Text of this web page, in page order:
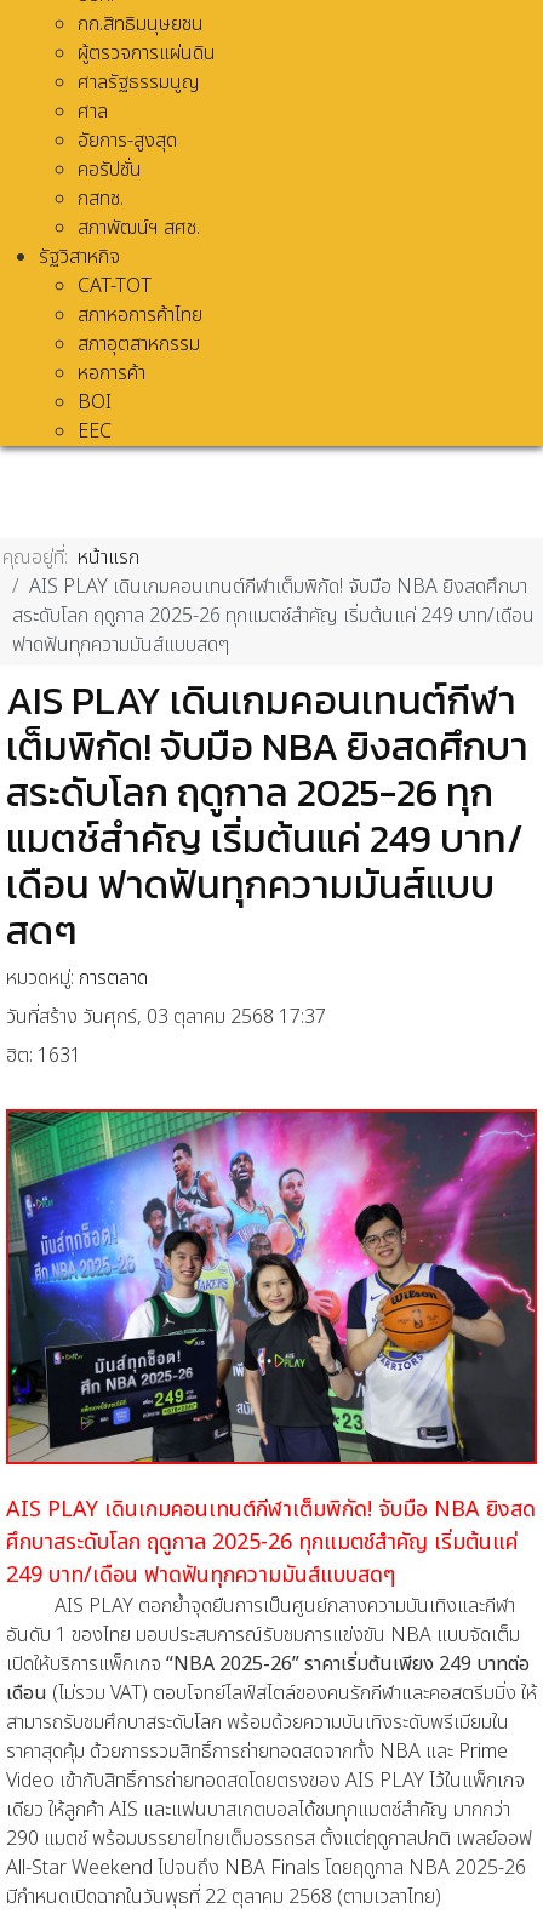
กก.สิทธิมนุษยชน
ผู้ตรวจการแผ่นดิน
ศาลรัฐธรรมนูญ
ศาล
อัยการ-สูงสุด
คอรัปชั่น
กสทช.
สภาพัฒน์ฯ สศช.
รัฐวิสาหกิจ
CAT-TOT
สภาหอการค้าไทย
สภาอุตสาหกรรม
หอการค้า
BOI
EEC
คุณอยู่ที่: หน้าแรก
AIS PLAY เดินเกมคอนเทนต์กีฬาเต็มพิกัด! จับมือ NBA ยิงสดศึกบา
สระดับโลก ฤดูกาล 2025-26 ทุกแมตช์สำคัญ เริ่มต้นแค่ 249 บาท/เดือน
ฟาดฟันทุกความมันส์แบบสดๆ
AIS PLAY เดินเกมคอนเทนต์กีฬา
เต็มพิกัด! จับมือ NBA ยิงสดศึกบา
สระดับโลก ฤดูกาล 2025-26 ทุก
แมตช์สำคัญ เริ่มต้นแค่ 249 บาท/
เดือน ฟาดฟันทุกความมันส์แบบ
สดๆ
หมวดหมู่: การตลาด
วันที่สร้าง วันศุกร์, 03 ตุลาคม 2568 17:37
ฮิต: 1631
AIS PLAY เดินเกมคอนเทนต์กีฬาเต็มพิกัด! จับมือ NBA ยิงสด
ศึกบาสระดับโลก ฤดูกาล 2025-26 ทุกแมตช์สำคัญ เริ่มต้นแค่
249 บาท/เดือน ฟาดฟันทุกความมันส์แบบสดๆ
AIS PLAY ตอกย้ำจุดยืนการเป็นศูนย์กลางความบันเทิงและกีฬา
อันดับ 1 ของไทย มอบประสบการณ์รับชมการแข่งขัน NBA แบบจัดเต็ม
เปิดให้บริการแพ็กเกจ “NBA 2025-26” ราคาเริ่มต้นเพียง 249 บาทต่อ
เดือน (ไม่รวม VAT) ตอบโจทย์ไลฟ์สไตล์ของคนรักกีฬาและคอสตรีมมิ่ง ให้
สามารถรับชมศึกบาสระดับโลก พร้อมด้วยความบันเทิงระดับพรีเมียมใน
ราคาสุดคุ้ม ด้วยการรวมสิทธิ์การถ่ายทอดสดจากทั้ง NBA และ Prime
Video เข้ากับสิทธิ์การถ่ายทอดสดโดยตรงของ AIS PLAY ไว้ในแพ็กเกจ
เดียว ให้ลูกค้า AIS และแฟนบาสเกตบอลได้ชมทุกแมตช์สำคัญ มากกว่า
290 แมตช์ พร้อมบรรยายไทยเต็มอรรถรส ตั้งแต่ฤดูกาลปกติ เพลย์ออฟ
All-Star Weekend ไปจนถึง NBA Finals โดยฤดูกาล NBA 2025-26
มีกำหนดเปิดฉากในวันพุธที่ 22 ตุลาคม 2568 (ตามเวลาไทย)